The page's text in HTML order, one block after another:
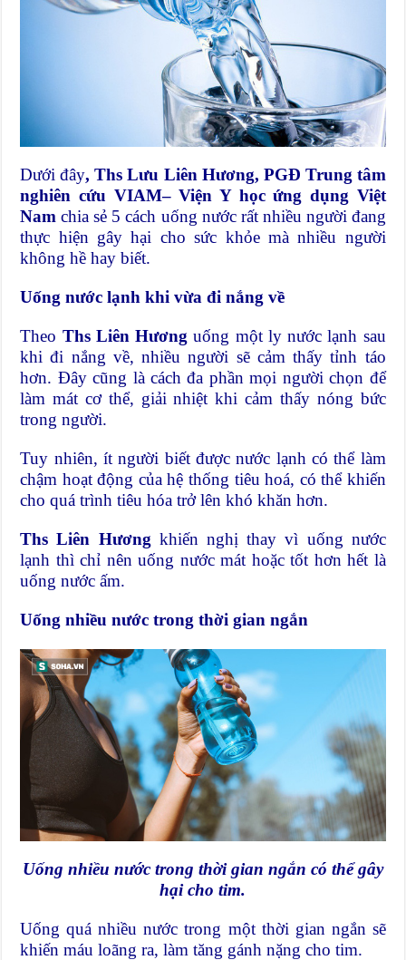
Dưới đây, Ths Lưu Liên Hương, PGĐ Trung tâm
nghiên cứu VIAM– Viện Y học ứng dụng Việt
Namchia sẻ 5 cách uống nước rất nhiều người đang
thực hiện gây hại cho sức khỏe mà nhiều người
không hề hay biết.
Uống nước lạnh khi vừa đi nắng về
Theo Ths Liên Hươnguống một ly nước lạnh sau
khi đi nắng về, nhiều người sẽ cảm thấy tỉnh táo
hơn. Đây cũng là cách đa phần mọi người chọn để
làm mát cơ thể, giải nhiệt khi cảm thấy nóng bức
trong người.
Tuy nhiên, ít người biết được nước lạnh có thể làm
chậm hoạt động của hệ thống tiêu hoá, có thể khiến
cho quá trình tiêu hóa trở lên khó khăn hơn.
Ths Liên Hương khiến nghị thay vì uống nước
lạnh thì chỉ nên uống nước mát hoặc tốt hơn hết là
uống nước ấm.
Uống nhiều nước trong thời gian ngắn
Uống nhiều nước trong thời gian ngắn có thể gây
hại cho tim.
Uống quá nhiều nước trong một thời gian ngắn sẽ
khiến máu loãng ra, làm tăng gánh nặng cho tim.